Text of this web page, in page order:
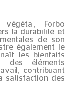
Forbo
la durabilité et
de son
également le
les bienfaits
des éléments
contribuant
satisfaction des